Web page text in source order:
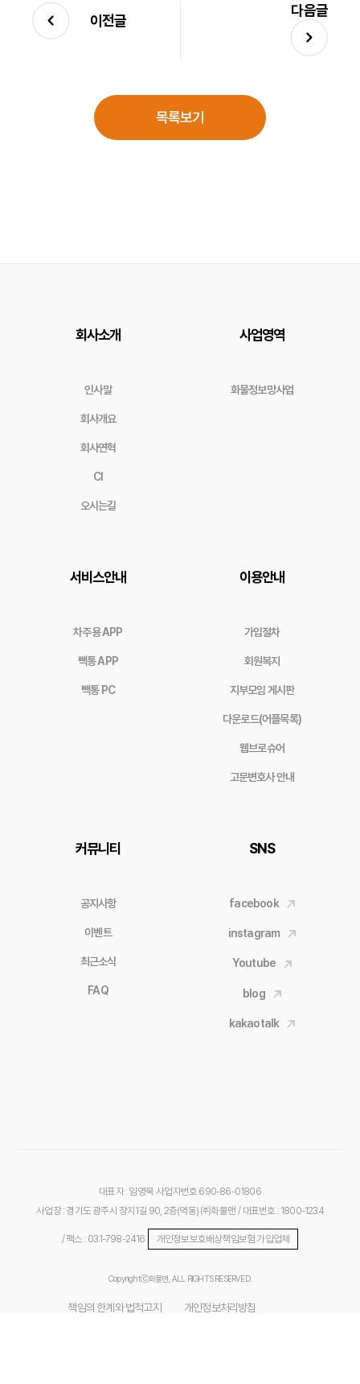
이전글
다음글
목록보기
회사소개
인사말
회사개요
회사연혁
CI
오시는길
사업영역
화물정보망사업
서비스안내
차주용 APP
빽통 APP
빽통 PC
이용안내
가입절차
회원복지
지부모임 게시판
다운로드(어플목록)
웹브로슈어
고문변호사 안내
커뮤니티
공지사항
이벤트
최근소식
FAQ
SNS
facebook
instagram
Youtube
blog
kakaotalk
대표자 : 임영묵 사업자번호 690-86-01806
사업장 : 경기도 광주시 장지1길 90, 2층(역동) ㈜화물맨 / 대표번호 : 1800-1234
/ 팩스 : 031-798-2416 개인정보보호배상책임보험 가입업체
Copyrightⓒ화물맨, ALL RIGHTS RESERVED.
책임의 한계와 법적고지
개인정보처리방침